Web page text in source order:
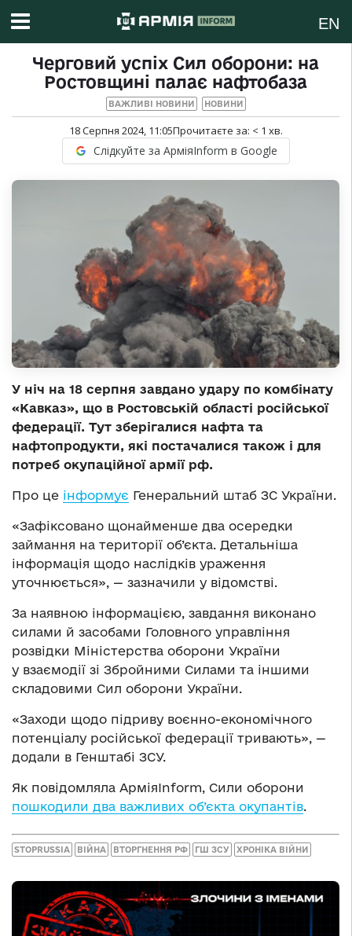
EN
Черговий успіх Сил оборони: на
Ростовщині палає нафтобаза
ВАЖЛИВІ НОВИНИ НОВИНИ
18 Серпня 2024, 11:05Прочитаєте за: < 1 хв.
Слідкуйте за АрміяInform в Google
У ніч на 18 серпня завдано удару по комбінату
«Кавказ», що в Ростовській області російської
федерації. Тут зберігалися нафта та
нафтопродукти, які постачалися також і для
потреб окупаційної армії рф.
Про це інформує Генеральний штаб ЗС України.
«Зафіксовано щонайменше два осередки
займання на території об’єкта. Детальніша
інформація щодо наслідків ураження
уточнюється», — зазначили у відомстві.
За наявною інформацією, завдання виконано
силами й засобами Головного управління
розвідки Міністерства оборони України
у взаємодії зі Збройними Силами та іншими
складовими Сил оборони України.
«Заходи щодо підриву воєнно-економічного
потенціалу російської федерації тривають», —
додали в Генштабі ЗСУ.
Як повідомляла АрміяInform, Сили оборони
пошкодили два важливих об’єкта окупантів.
STOPRUSSIA ВІЙНА ВТОРГНЕННЯ РФ ГШ ЗСУ ХРОНІКА ВІЙНИ